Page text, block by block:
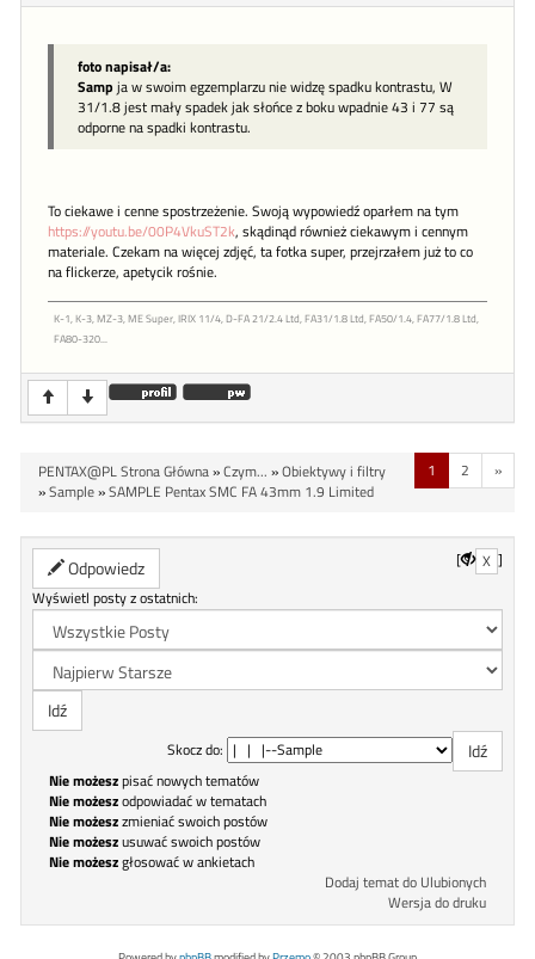
foto napisał/a:
Samp ja w swoim egzemplarzu nie widzę spadku kontrastu, W
31/1.8 jest mały spadek jak słońce z boku wpadnie 43 i 77 są
odporne na spadki kontrastu.
To ciekawe i cenne spostrzeżenie. Swoją wypowiedź oparłem na tym
https://youtu.be/00P4VkuST2k, skądinąd również ciekawym i cennym
materiale. Czekam na więcej zdjęć, ta fotka super, przejrzałem już to co
na flickerze, apetycik rośnie.
K-1, K-3, MZ-3, ME Super, IRIX 11/4, D-FA 21/2.4 Ltd, FA31/1.8 Ltd, FA50/1.4, FA77/1.8 Ltd,
FA80-320...
1 2 »
PENTAX@PL Strona Główna»Czym... »Obiektywy i filtry
»Sample»SAMPLE Pentax SMC FA 43mm 1.9 Limited
Odpowiedz [ X ]
Wyświetl posty z ostatnich:
Skocz do:
Nie możeszpisać nowych tematów
Nie możeszodpowiadać w tematach
Nie możeszzmieniać swoich postów
Nie możeszusuwać swoich postów
Nie możeszgłosować w ankietach
Dodaj temat do Ulubionych
Wersja do druku